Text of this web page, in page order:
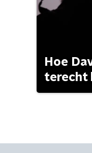
Hoe
terecht